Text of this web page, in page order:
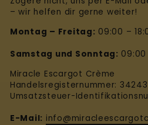
– wir helfen dir gerne weiter!
Montag – Freitag: 09:00 –
Samstag und Sonntag: 09:00
Miracle Escargot Crème
Handelsregisternummer:
Umsatzsteuer-
E-Mail: